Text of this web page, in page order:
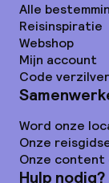
Alle
Reisinspiratie
Webshop
Mijn account
Code
Word onze
Onze
Onze content
Hulp nodig?